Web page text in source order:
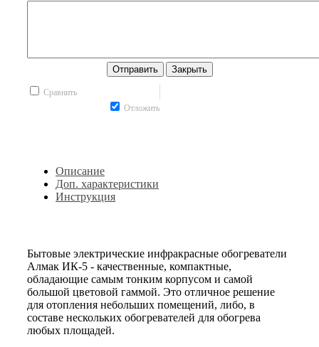
Отправить Закрыть
Сравнить
Отложить
Описание
Доп. характеристики
Инструкция
Бытовые электрические инфракрасные обогреватели
Алмак ИК-5 - качественные, компактные,
обладающие самым тонким корпусом и самой
большой цветовой гаммой. Это отличное решение
для отопления небольших помещений, либо, в
составе нескольких обогревателей для обогрева
любых площадей.